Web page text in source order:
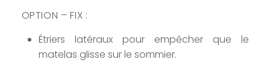
OPTION – FIX :
Étriers latéraux pour empêcher que le
matelas glisse sur le sommier.